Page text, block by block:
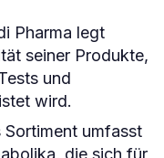
Pharma legt
seiner Produkte,
und
wird.
Sortiment umfasst
die sich für